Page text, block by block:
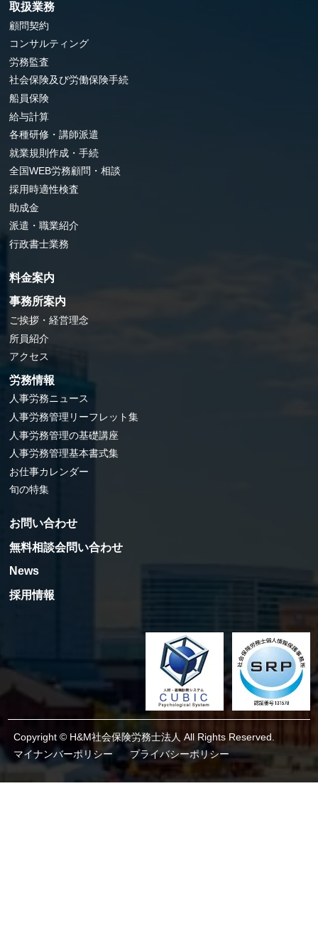
取扱業務
顧問契約
コンサルティング
労務監査
社会保険及び労働保険手続
船員保険
給与計算
各種研修・講師派遣
就業規則作成・手続
全国WEB労務顧問・相談
採用時適性検査
助成金
派遣・職業紹介
行政書士業務
料金案内
事務所案内
ご挨拶・経営理念
所員紹介
アクセス
労務情報
人事労務ニュース
人事労務管理リーフレット集
人事労務管理の基礎講座
人事労務管理基本書式集
お仕事カレンダー
旬の特集
お問い合わせ
無料相談会問い合わせ
News
採用情報
Copyright © H&M社会保険労務士法人 All Rights Reserved.
マイナンバーポリシー
プライバシーポリシー